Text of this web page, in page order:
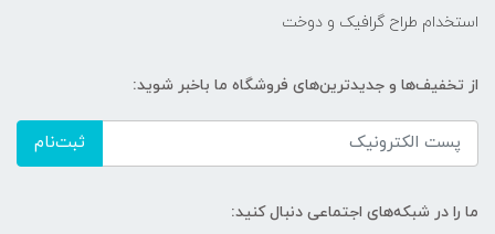
استخدام طراح گرافیک و دوخت
از تخفیف‌ها و جدیدترین‌های فروشگاه ما باخبر شوید:
ثبت‌نام
ما را در شبکه‌های اجتماعی دنبال کنید: